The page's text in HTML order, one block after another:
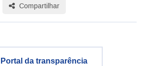
Compartilhar
Portal da transparência